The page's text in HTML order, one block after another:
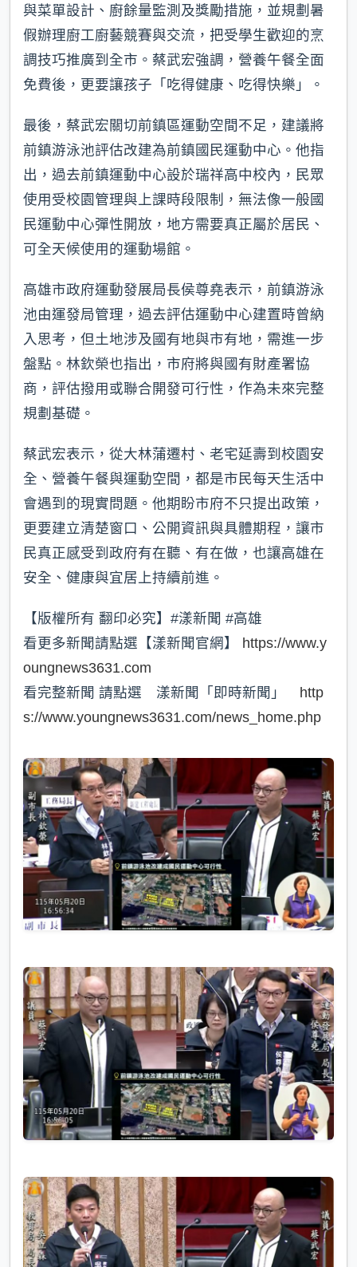
與菜單設計、廚餘量監測及獎勵措施，並規劃暑
假辦理廚工廚藝競賽與交流，把受學生歡迎的烹
調技巧推廣到全市。蔡武宏強調，營養午餐全面
免費後，更要讓孩子「吃得健康、吃得快樂」。
最後，蔡武宏關切前鎮區運動空間不足，建議將
前鎮游泳池評估改建為前鎮國民運動中心。他指
出，過去前鎮運動中心設於瑞祥高中校內，民眾
使用受校園管理與上課時段限制，無法像一般國
民運動中心彈性開放，地方需要真正屬於居民、
可全天候使用的運動場館。
高雄市政府運動發展局長侯尊堯表示，前鎮游泳
池由運發局管理，過去評估運動中心建置時曾納
入思考，但土地涉及國有地與市有地，需進一步
盤點。林欽榮也指出，市府將與國有財產署協
商，評估撥用或聯合開發可行性，作為未來完整
規劃基礎。
蔡武宏表示，從大林蒲遷村、老宅延壽到校園安
全、營養午餐與運動空間，都是市民每天生活中
會遇到的現實問題。他期盼市府不只提出政策，
更要建立清楚窗口、公開資訊與具體期程，讓市
民真正感受到政府有在聽、有在做，也讓高雄在
安全、健康與宜居上持續前進。
【版權所有 翻印必究】#漾新聞 #高雄
看更多新聞請點選【漾新聞官網】 https://www.y
oungnews3631.com
看完整新聞 請點選 漾新聞「即時新聞」 http
s://www.youngnews3631.com/news_home.php